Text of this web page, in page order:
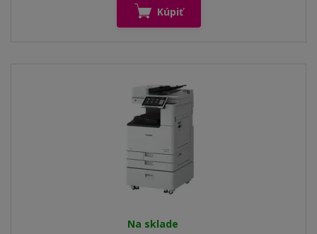
Kúpiť
Na sklade